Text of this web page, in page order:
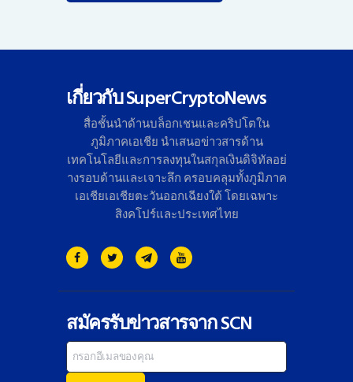
เกี่ยวกับ SuperCryptoNews
สื่อชั้นนำด้านบล็อกเชนและคริปโตใน
ภูมิภาคเอเชีย นำเสนอข่าวสารด้าน
เทคโนโลยีและการลงทุนในสกุลเงินดิจิทัลอย่
างรอบด้านและเจาะลึก ครอบคลุมทั้งภูมิภาค
เอเชียเอเชียตะวันออกเฉียงใต้ โดยเฉพาะ
สิงคโปร์และประเทศไทย
สมัครรับข่าวสารจาก SCN